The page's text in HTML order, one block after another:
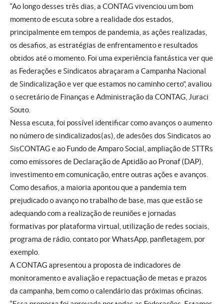
“Ao longo desses três dias, a CONTAG vivenciou um bom
momento de escuta sobre a realidade dos estados,
principalmente em tempos de pandemia, as ações realizadas,
os desafios, as estratégias de enfrentamento e resultados
obtidos até o momento. Foi uma experiência fantástica ver que
as Federações e Sindicatos abraçaram a Campanha Nacional
de Sindicalização e ver que estamos no caminho certo”, avaliou
o secretário de Finanças e Administração da CONTAG, Juraci
Souto.
Nessa escuta, foi possível identificar como avanços o aumento
no número de sindicalizados(as), de adesões dos Sindicatos ao
SisCONTAG e ao Fundo de Amparo Social, ampliação de STTRs
como emissores de Declaração de Aptidão ao Pronaf (DAP),
investimento em comunicação, entre outras ações e avanços.
Como desafios, a maioria apontou que a pandemia tem
prejudicado o avanço no trabalho de base, mas que estão se
adequando com a realização de reuniões e jornadas
formativas por plataforma virtual, utilização de redes sociais,
programa de rádio, contato por WhatsApp, panfletagem, por
exemplo.
A CONTAG apresentou a proposta de indicadores de
monitoramento e avaliação e repactuação de metas e prazos
da campanha, bem como o calendário das próximas oficinas.